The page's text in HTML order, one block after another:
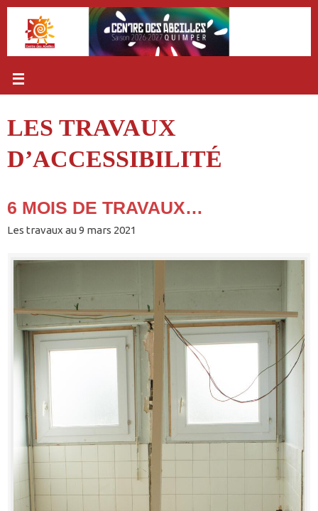
Passer
contenu
LES TRAVAUX
D’ACCESSIBILITÉ
6 MOIS DE TRAVAUX…
Les travaux au 9 mars 2021